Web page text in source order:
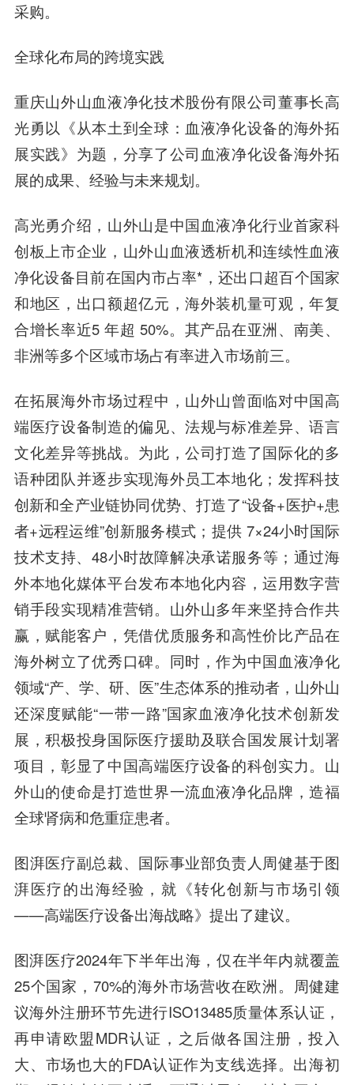
采购。
全球化布局的跨境实践
重庆山外山血液净化技术股份有限公司董事长高
光勇以《从本土到全球：血液净化设备的海外拓
展实践》为题，分享了公司血液净化设备海外拓
展的成果、经验与未来规划。
高光勇介绍，山外山是中国血液净化行业首家科
创板上市企业，山外山血液透析机和连续性血液
净化设备目前在国内市占率*，还出口超百个国家
和地区，出口额超亿元，海外装机量可观，年复
合增长率近5 年超 50%。其产品在亚洲、南美、
非洲等多个区域市场占有率进入市场前三。
在拓展海外市场过程中，山外山曾面临对中国高
端医疗设备制造的偏见、法规与标准差异、语言
文化差异等挑战。为此，公司打造了国际化的多
语种团队并逐步实现海外员工本地化；发挥科技
创新和全产业链协同优势、打造了“设备+医护+患
者+远程运维”创新服务模式；提供 7×24小时国际
技术支持、48小时故障解决承诺服务等；通过海
外本地化媒体平台发布本地化内容，运用数字营
销手段实现精准营销。山外山多年来坚持合作共
赢，赋能客户，凭借优质服务和高性价比产品在
海外树立了优秀口碑。同时，作为中国血液净化
领域“产、学、研、医”生态体系的推动者，山外山
还深度赋能“一带一路”国家血液净化技术创新发
展，积极投身国际医疗援助及联合国发展计划署
项目，彰显了中国高端医疗设备的科创实力。山
外山的使命是打造世界一流血液净化品牌，造福
全球肾病和危重症患者。
图湃医疗副总裁、国际事业部负责人周健基于图
湃医疗的出海经验，就《转化创新与市场引领
——高端医疗设备出海战略》提出了建议。
图湃医疗2024年下半年出海，仅在半年内就覆盖
25个国家，70%的海外市场营收在欧洲。周健建
议海外注册环节先进行ISO13485质量体系认证，
再申请欧盟MDR认证，之后做各国注册，投入
大、市场也大的FDA认证作为支线选择。出海初